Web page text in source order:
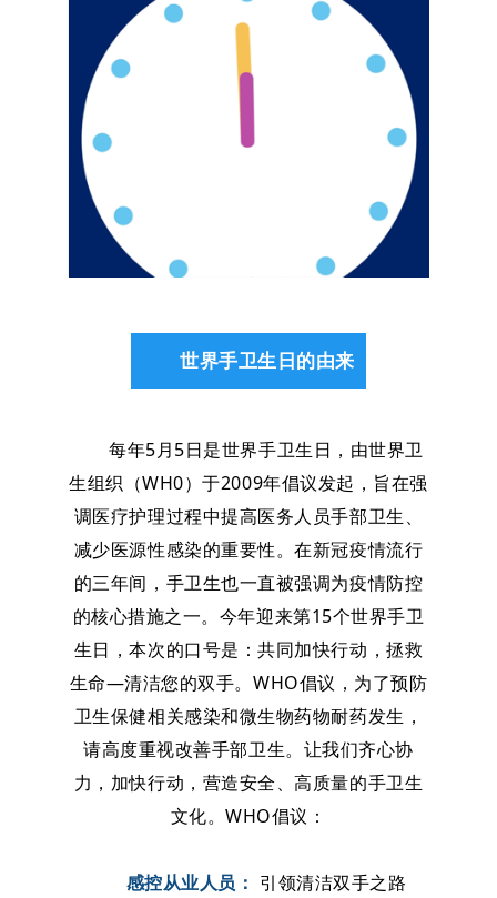
世界手卫生日的由来
每年5月5日是世界手卫生日，由世界卫
生组织（WH0）于2009年倡议发起，旨在强
调医疗护理过程中提高医务人员手部卫生、
减少医源性感染的重要性。在新冠疫情流行
的三年间，手卫生也一直被强调为疫情防控
的核心措施之一。今年迎来第15个世界手卫
生日，本次的口号是：共同加快行动，拯救
生命—清洁您的双手。WHO倡议，为了预防
卫生保健相关感染和微生物药物耐药发生，
请高度重视改善手部卫生。让我们齐心协
力，加快行动，营造安全、高质量的手卫生
文化。WHO倡议：
感控从业人员： 引领清洁双手之路